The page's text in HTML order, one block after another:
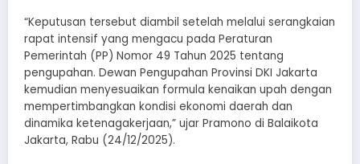
“Keputusan tersebut diambil setelah melalui serangkaian
rapat intensif yang mengacu pada Peraturan
Pemerintah (PP) Nomor 49 Tahun 2025 tentang
pengupahan. Dewan Pengupahan Provinsi DKI Jakarta
kemudian menyesuaikan formula kenaikan upah dengan
mempertimbangkan kondisi ekonomi daerah dan
dinamika ketenagakerjaan,” ujar Pramono di Balaikota
Jakarta, Rabu (24/12/2025).